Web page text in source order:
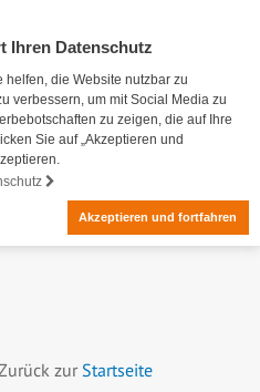
Ihren Datenschutz
die Website nutzbar zu
verbessern, um mit Social Media zu
zu zeigen, die auf Ihre
Sie auf „Akzeptieren und
Akzeptieren und fortfahren
zurStartseite